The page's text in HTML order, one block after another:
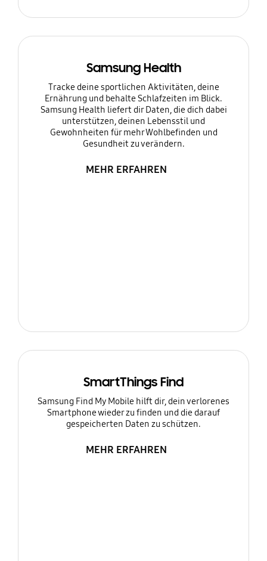
Samsung Health
Tracke deine sportlichen Aktivitäten, deine
Ernährung und behalte Schlafzeiten im Blick.
Samsung Health liefert dir Daten, die dich dabei
unterstützen, deinen Lebensstil und
Gewohnheiten für mehr Wohlbefinden und
Gesundheit zu verändern.
MEHR ERFAHREN
SmartThings Find
Samsung Find My Mobile hilft dir, dein verlorenes
Smartphone wieder zu finden und die darauf
gespeicherten Daten zu schützen.
MEHR ERFAHREN